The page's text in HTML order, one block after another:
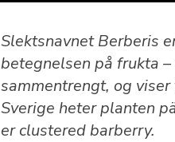
Slektsnavnet Berberis
betegnelsen på frukta
sammentrengt, og
Sverige heter planten
er clustered barberry.